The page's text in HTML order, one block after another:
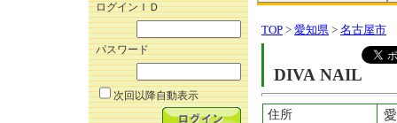
ログインＩＤ
パスワード
次回以降自動表示
TOP > 愛知県 > 名古屋市
DIVA NAIL
住所